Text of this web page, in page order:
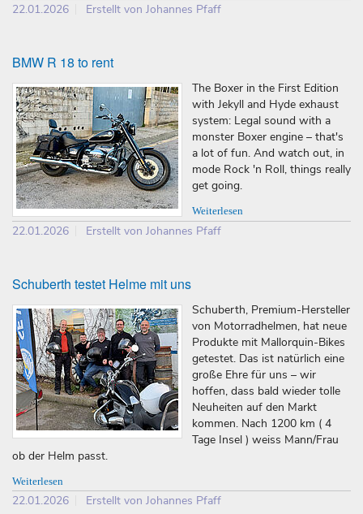
22.01.2026 Erstellt von Johannes Pfaff
BMW R 18 to rent
The Boxer in the First Edition
with Jekyll and Hyde exhaust
system: Legal sound with a
monster Boxer engine – that's
a lot of fun. And watch out, in
mode Rock 'n Roll, things really
get going.
Weiterlesen
22.01.2026 Erstellt von Johannes Pfaff
Schuberth testet Helme mit uns
Schuberth, Premium-Hersteller
von Motorradhelmen, hat neue
Produkte mit Mallorquin-Bikes
getestet. Das ist natürlich eine
große Ehre für uns – wir
hoffen, dass bald wieder tolle
Neuheiten auf den Markt
kommen. Nach 1200 km ( 4
Tage Insel ) weiss Mann/Frau
ob der Helm passt.
Weiterlesen
22.01.2026 Erstellt von Johannes Pfaff